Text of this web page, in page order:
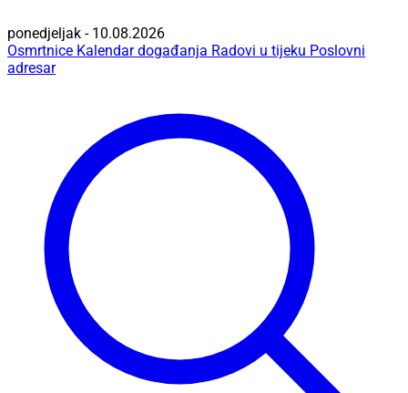
ponedjeljak - 10.08.2026
Osmrtnice Kalendar događanja Radovi u tijeku Poslovni
adresar